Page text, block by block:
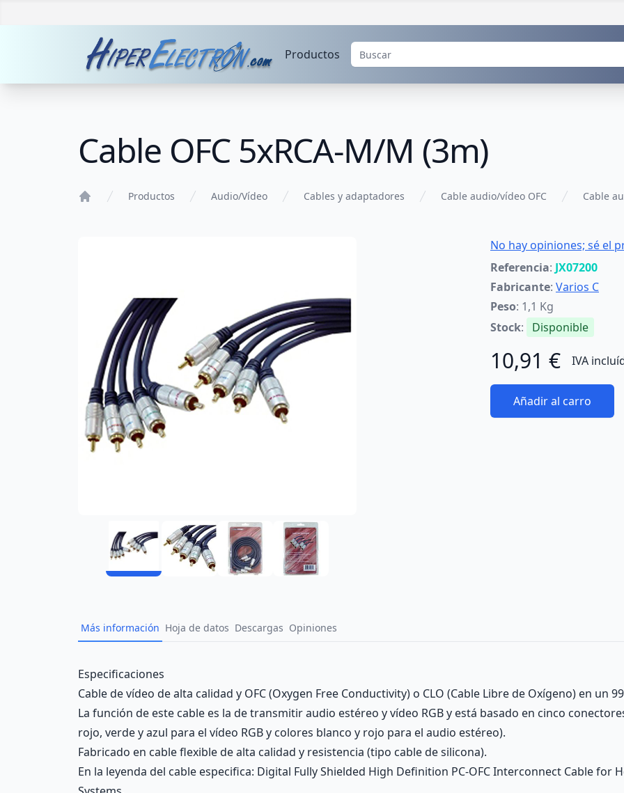
Productos
Cable OFC 5xRCA-M/M (3m)
Productos Audio/Vídeo Cables y adaptadores Cable audio/vídeo OFC Cable
No hay opiniones; sé el
Referencia: JX07200
Fabricante: Varios C
Peso: 1,1 Kg
Stock: Disponible
10,91 € IVA
Añadir al carro
Más información Hoja de datos Descargas Opiniones
Description
Especificaciones
Cable de vídeo de alta calidad y OFC (Oxygen Free Conductivity) o CLO (Cable Libre de Oxígeno) en un
La función de este cable es la de transmitir audio estéreo y vídeo RGB y está basado en cinco
rojo, verde y azul para el vídeo RGB y colores blanco y rojo para el audio estéreo).
Fabricado en cable flexible de alta calidad y resistencia (tipo cable de silicona).
En la leyenda del cable especifica: Digital Fully Shielded High Definition PC-OFC Interconnect Cable for